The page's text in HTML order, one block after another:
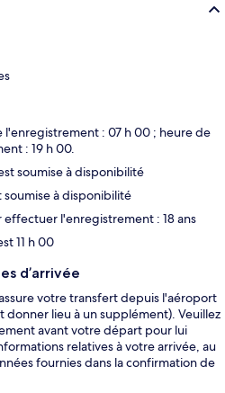
: 07 h 00 ; heure de
: 19 h 00.
soumise à disponibilité
soumise à disponibilité
l'enregistrement : 18 ans
11 h 00
d’arrivée
votre transfert depuis l'aéroport
donner lieu à un supplément). Veuillez
avant votre départ pour lui
relatives à votre arrivée, au
fournies dans la confirmation de